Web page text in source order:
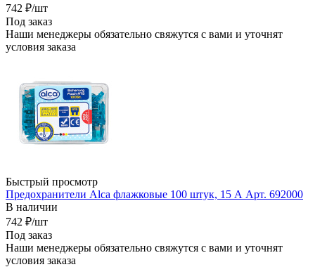
742 ₽/шт
Под заказ
Наши менеджеры обязательно свяжутся с вами и уточнят
условия заказа
Быстрый просмотр
Предохранители Alca флажковые 100 штук, 15 А Арт. 692000
В наличии
742 ₽/шт
Под заказ
Наши менеджеры обязательно свяжутся с вами и уточнят
условия заказа